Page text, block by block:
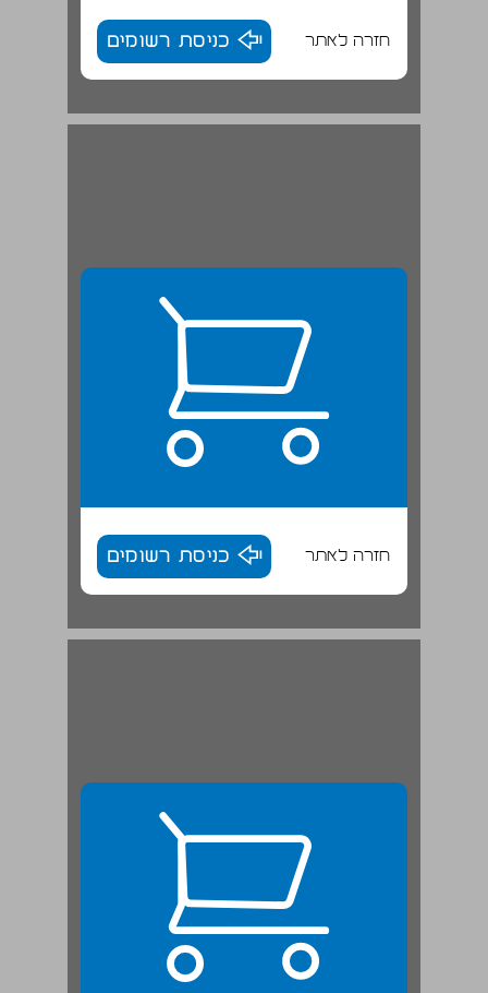
חזרה לאתר כניסת רשומים
5.4 חובות הדיווח ... 23
חזרה לאתר כניסת רשומים